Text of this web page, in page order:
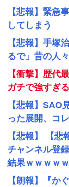
【悲報】緊急
してしまう
【悲報】手塚
るで」昔の人
【衝撃】歴代
ガチで強すぎ
【悲報】SAO
った展開、コ
【悲報】 【
チャンネル登
結果ｗｗｗｗ
【朗報】『か